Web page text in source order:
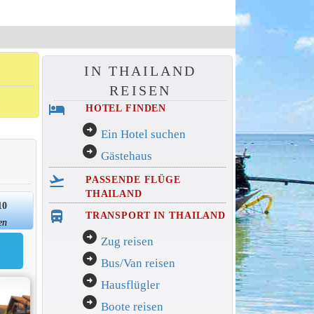
IN THAILAND
REISEN
hotel HOTEL FINDEN
arrow_circle_right Ein Hotel suchen
arrow_circle_right Gästehaus
flight_takeoff
PASSENDE FLÜGE
THAILAND
directions_bus_filled TRANSPORT IN THAILAND
arrow_circle_right Zug reisen
arrow_circle_right Bus/Van reisen
arrow_circle_right Hausflügler
arrow_circle_right Boote reisen